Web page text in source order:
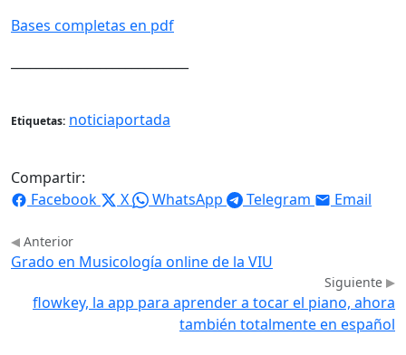
Bases completas en pdf
Etiquetas: noticiaportada
Compartir:
Facebook
X WhatsApp Telegram Email
Anterior
Grado en Musicología online de la VIU
Siguiente
flowkey, la app para aprender a tocar el piano, ahora
también totalmente en español